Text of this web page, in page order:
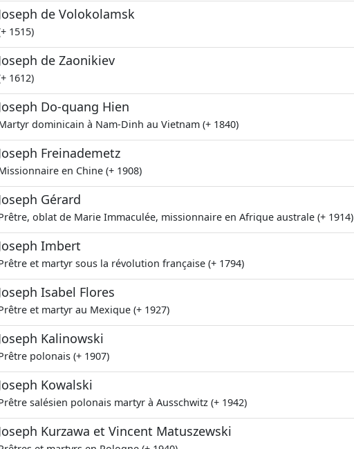
de Volokolamsk
1515)
de Zaonikiev
1612)
Do-quang Hien
dominicain à Nam-Dinh au Vietnam (+ 1840)
Freinademetz
en Chine (+ 1908)
Gérard
oblat de Marie Immaculée, missionnaire en Afrique australe (+ 1914)
Imbert
et martyr sous la révolution française (+ 1794)
Isabel Flores
et martyr au Mexique (+ 1927)
Kalinowski
polonais (+ 1907)
Kowalski
salésien polonais martyr à Ausschwitz (+ 1942)
Kurzawa et Vincent Matuszewski